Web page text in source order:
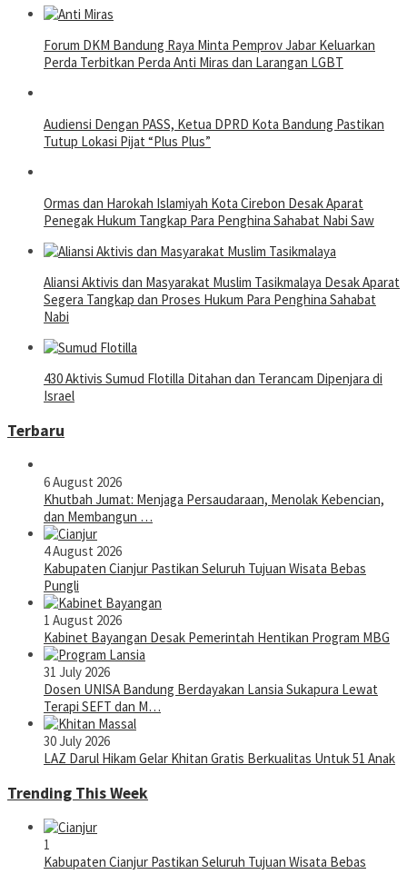
Forum DKM Bandung Raya Minta Pemprov Jabar Keluarkan
Perda Terbitkan Perda Anti Miras dan Larangan LGBT
Audiensi Dengan PASS, Ketua DPRD Kota Bandung Pastikan
Tutup Lokasi Pijat “Plus Plus”
Ormas dan Harokah Islamiyah Kota Cirebon Desak Aparat
Penegak Hukum Tangkap Para Penghina Sahabat Nabi Saw
Aliansi Aktivis dan Masyarakat Muslim Tasikmalaya Desak Aparat
Segera Tangkap dan Proses Hukum Para Penghina Sahabat
Nabi
430 Aktivis Sumud Flotilla Ditahan dan Terancam Dipenjara di
Israel
Terbaru
6 August 2026
Khutbah Jumat: Menjaga Persaudaraan, Menolak Kebencian,
dan Membangun …
4 August 2026
Kabupaten Cianjur Pastikan Seluruh Tujuan Wisata Bebas
Pungli
1 August 2026
Kabinet Bayangan Desak Pemerintah Hentikan Program MBG
31 July 2026
Dosen UNISA Bandung Berdayakan Lansia Sukapura Lewat
Terapi SEFT dan M…
30 July 2026
LAZ Darul Hikam Gelar Khitan Gratis Berkualitas Untuk 51 Anak
Trending This Week
1
Kabupaten Cianjur Pastikan Seluruh Tujuan Wisata Bebas